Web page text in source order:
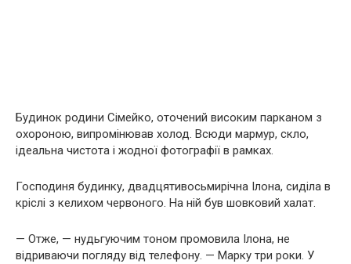
Будинок родини Сімейко, оточений високим парканом з
охороною, випромінював холод. Всюди мармур, скло,
ідеальна чистота і жодної фотографії в рамках.
Господиня будинку, двадцятивосьмирічна Ілона, сиділа в
кріслі з келихом червоного. На ній був шовковий халат.
— Отже, — нудьгуючим тоном промовила Ілона, не
відриваючи погляду від телефону. — Марку три роки. У